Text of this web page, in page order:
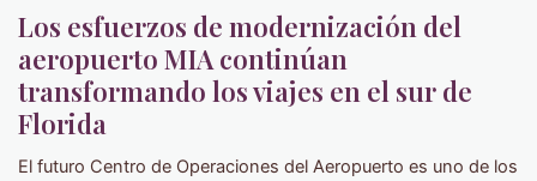
Los esfuerzos de modernización del
aeropuerto MIA continúan
transformando los viajes en el sur de
Florida
El futuro Centro de Operaciones del Aeropuerto es uno de los